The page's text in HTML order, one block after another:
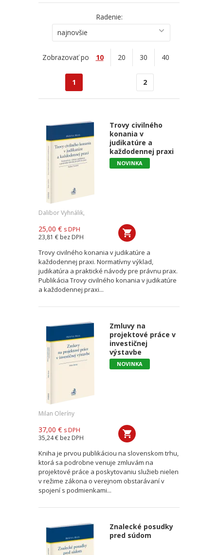
Radenie:
najnovšie
Zobrazovať po 10 20 30 40
1 2
Trovy civilného
konania v
judikatúre a
každodennej praxi
NOVINKA
Dalibor Vyhnálik,
25,00 € s DPH
23,81 € bez DPH
Trovy civilného konania v judikatúre a
každodennej praxi. Normatívny výklad,
judikatúra a praktické návody pre právnu prax.
Publikácia Trovy civilného konania v judikatúre
a každodennej praxi...
Zmluvy na
projektové práce v
investičnej
výstavbe
NOVINKA
Milan Oleríny
37,00 € s DPH
35,24 € bez DPH
Kniha je prvou publikáciou na slovenskom trhu,
ktorá sa podrobne venuje zmluvám na
projektové práce a poskytovaniu služieb nielen
v režime zákona o verejnom obstarávaní v
spojení s podmienkami...
Znalecké posudky
pred súdom